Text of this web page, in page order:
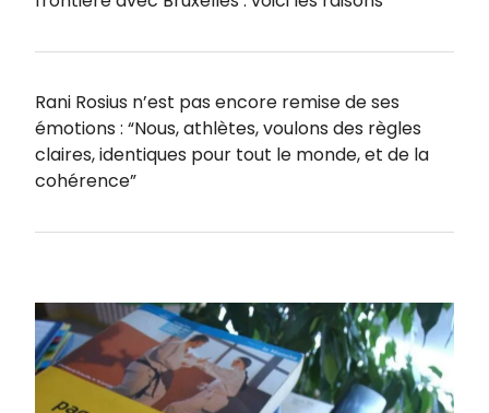
Rani Rosius n’est pas encore remise de ses
émotions : “Nous, athlètes, voulons des règles
claires, identiques pour tout le monde, et de la
cohérence”